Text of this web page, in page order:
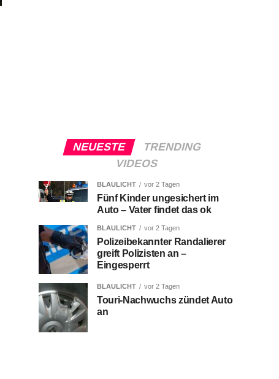
NEUESTE
TRENDING
VIDEOS
BLAULICHT vor 2 Tagen
Fünf Kinder ungesichert im
Auto – Vater findet das ok
BLAULICHT vor 2 Tagen
Polizeibekannter Randalierer
greift Polizisten an –
Eingesperrt
BLAULICHT vor 2 Tagen
Touri-Nachwuchs zündet Auto
an